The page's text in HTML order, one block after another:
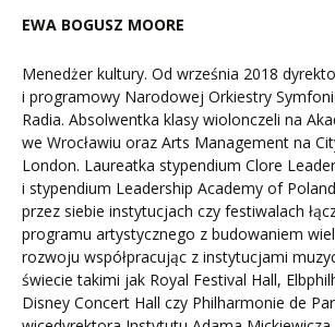
EWA BOGUSZ MOORE
Menedżer kultury. Od września 2018
i programowy Narodowej Orkiestry
Radia. Absolwentka klasy wiolonczeli na
we Wrocławiu oraz Arts Management na
London. Laureatka stypendium Clore
i stypendium Leadership Academy of
przez siebie instytucjach czy festiwalach
programu artystycznego z budowaniem
rozwoju współpracując z instytucjami
świecie takimi jak Royal Festival Hall,
Disney Concert Hall czy Philharmonie de